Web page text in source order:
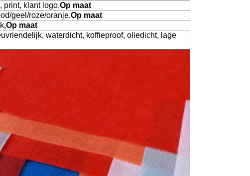
print, klant logo,Op maat
geel/roze/oranje,Op maat
Op maat
waterdicht, koffieproof, oliedicht, lage